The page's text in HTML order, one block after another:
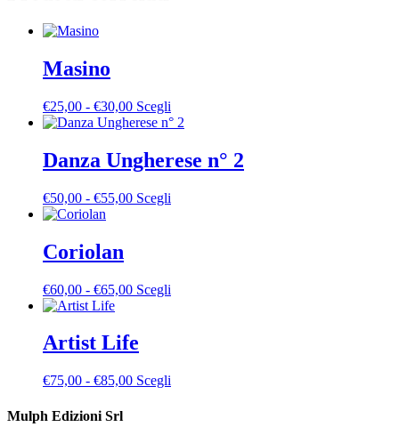
Masino
€25,00 - €30,00Fascia
di
da
€25,00
€30,00
Scegli
prodotto
varianti.
opzioni
del
Danza Ungherese n° 2
€50,00 - €55,00Fascia
€55,00
Scegli
opzioni
del
Coriolan
€60,00 - €65,00Fascia
da
€60,00
€65,00
Scegli
opzioni
Artist Life
€75,00 - €85,00Fascia
Scegli
Mulph Edizioni Srl